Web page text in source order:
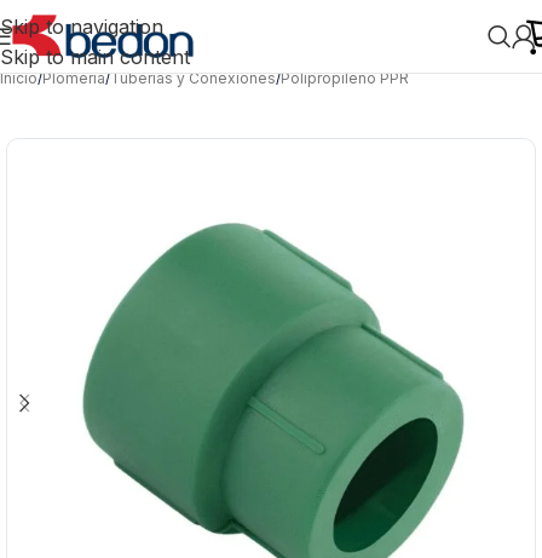
Skip to navigation
Skip to main content
Inicio/Plomería/Tuberías y Conexiones/Polipropileno PPR